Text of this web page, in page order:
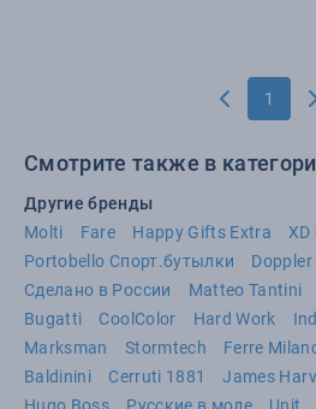
1
Смотрите также в
Другие бренды
Molti
Fare Happy Gifts Extra XD
Portobello Спорт.бутылки
Doppler
Сделано в России
Matteo Tantini
Bugatti
CoolColor Hard Work
Marksman
Stormtech Ferre
Baldinini
Cerruti 1881 James